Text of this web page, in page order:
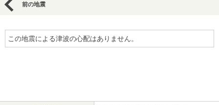
前の地震
この地震による津波の心配はありません。